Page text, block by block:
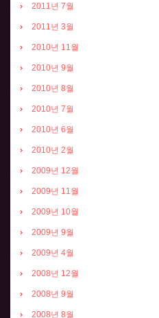
2011년 7월
2011년 3월
2010년 11월
2010년 9월
2010년 8월
2010년 7월
2010년 6월
2010년 2월
2009년 12월
2009년 11월
2009년 10월
2009년 9월
2009년 4월
2008년 12월
2008년 9월
2008년 8월